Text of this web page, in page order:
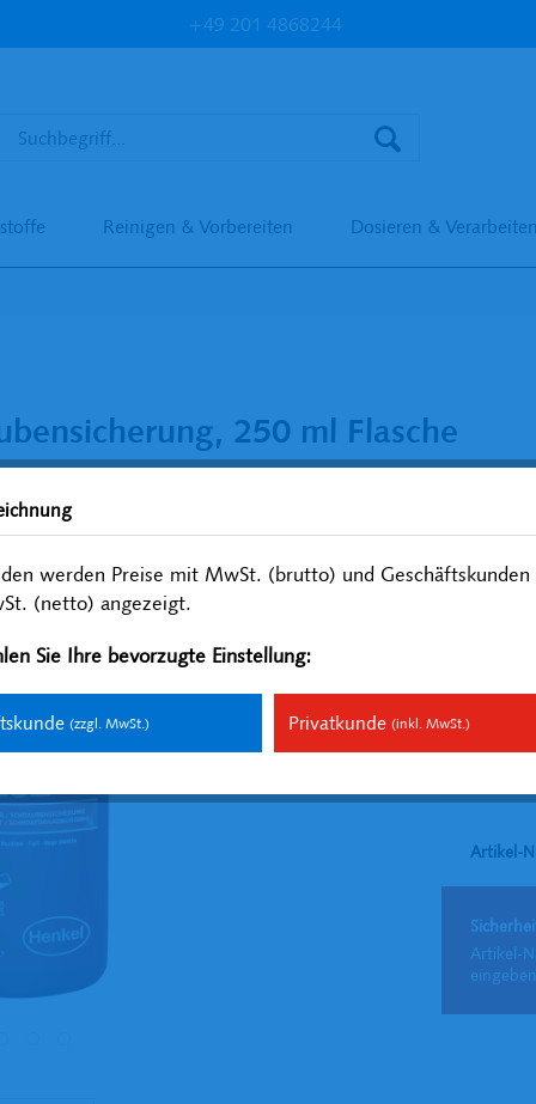
+49 201 4868244
Reinigen & Vorbereiten Dosieren &
250 ml Flasche
zzgl. MwSt.
Artikel-
Artikel-
werden Preise mit MwSt. (brutto) und Geschäftskunden
(netto) angezeigt.
Sie Ihre bevorzugte Einstellung:
(zzgl. MwSt.) Privatkunde (inkl. MwSt.)